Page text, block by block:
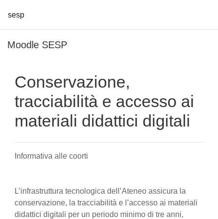
sesp
Moodle SESP
Conservazione,
tracciabilità e accesso ai
materiali didattici digitali
Informativa alle coorti
L’infrastruttura tecnologica dell’Ateneo assicura la
conservazione, la tracciabilità e l’accesso ai materiali
didattici digitali per un periodo minimo di tre anni,